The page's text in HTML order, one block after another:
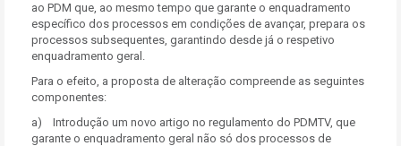
ao PDM que, ao mesmo tempo que garante o enquadramento
específico dos processos em condições de avançar, prepara os
processos subsequentes, garantindo desde já o respetivo
enquadramento geral.
Para o efeito, a proposta de alteração compreende as seguintes
componentes:
a) Introdução um novo artigo no regulamento do PDMTV, que
garante o enquadramento geral não só dos processos de